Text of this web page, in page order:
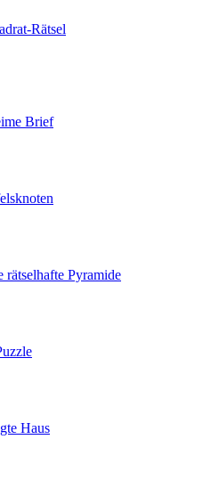
Rätsel
Brief
rätselhafte Pyramide
Haus